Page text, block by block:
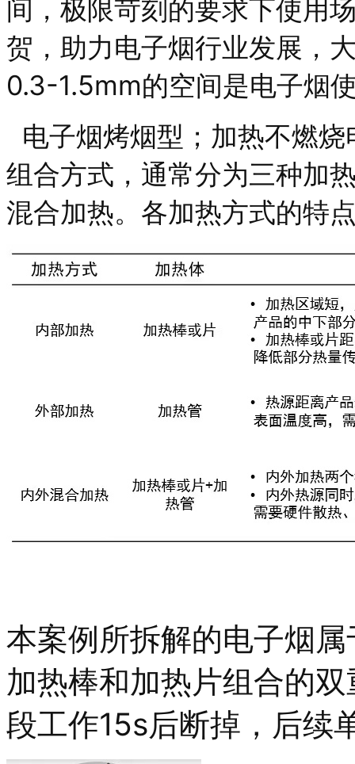
间，极限苛刻的要求下使用
贺，助力电子烟行业发展，
0.3-1.5mm的空间是电子烟
电子烟烤烟型； 加热不燃
组合方式，通常分为三种加
混合加热。各加热方式的特
本案例所拆解的电子烟
加热棒和加热片组合的
段工作15s后断掉，后续